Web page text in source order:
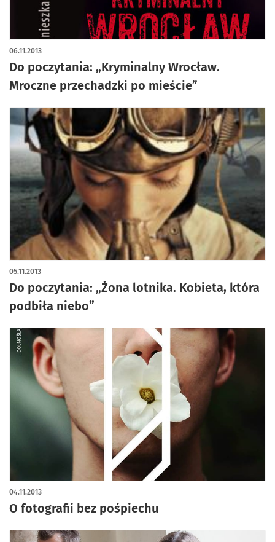
Do poczytania: „Kryminalny Wrocław.
Mroczne przechadzki po mieście”
06.11.2013
Do poczytania: „Żona lotnika. Kobieta, która
podbiła niebo”
05.11.2013
O fotografii bez pośpiechu
04.11.2013